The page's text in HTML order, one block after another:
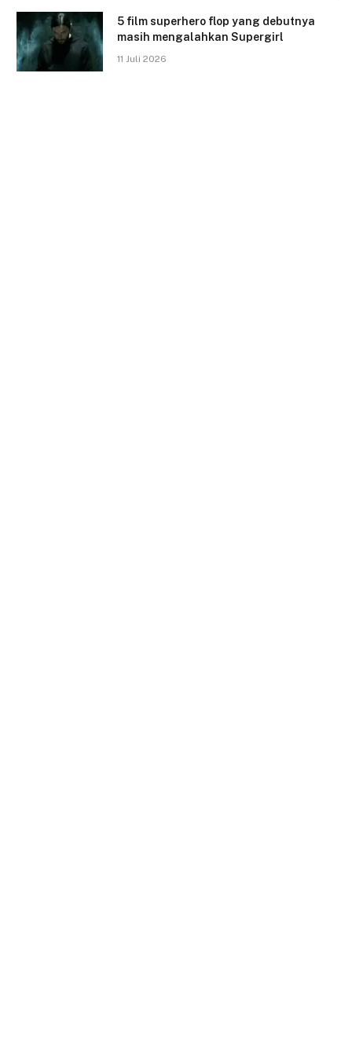
5 film superhero flop yang debutnya
masih mengalahkan Supergirl
11 Juli 2026